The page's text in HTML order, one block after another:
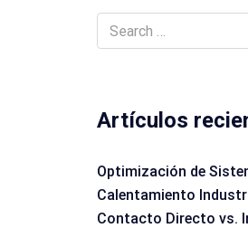
Artículos
Optimización de
Calentamiento
Contacto Directo vs.